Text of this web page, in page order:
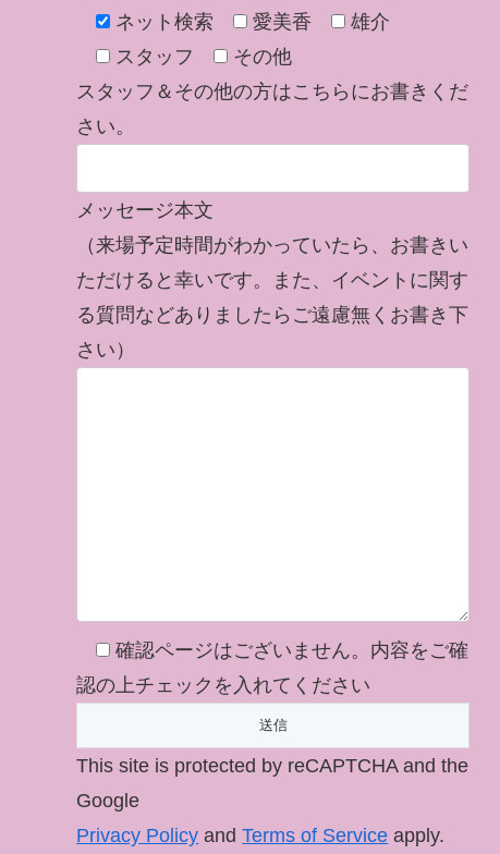
ネット検索
愛美香
雄介
スタッフ
その他
スタッフ＆その他の方はこちらにお書きくだ
さい。
メッセージ本文
（来場予定時間がわかっていたら、お書きい
ただけると幸いです。また、イベントに関す
る質問などありましたらご遠慮無くお書き下
さい）
確認ページはございません。内容をご確
認の上チェックを入れてください
This site is protected by reCAPTCHA and the
Google
Privacy Policy andTerms of Service apply.